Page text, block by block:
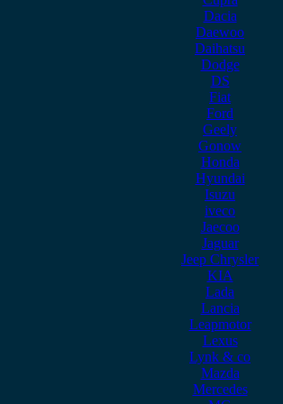
Dacia
Daewoo
Daihatsu
Dodge
DS
Fiat
Ford
Geely
Gonow
Honda
Hyundai
Isuzu
iveco
Jaecoo
Jaguar
Jeep Chrysler
KIA
Lada
Lancia
Leapmotor
Lexus
Lynk & co
Mazda
Mercedes